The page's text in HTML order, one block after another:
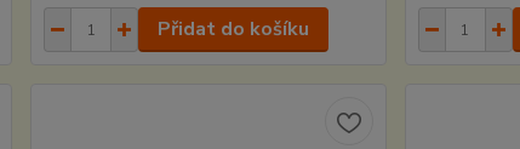
Přidat do košíku